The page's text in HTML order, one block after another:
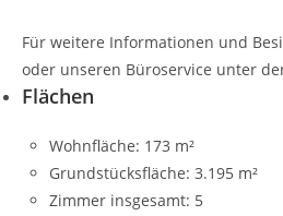
Für weitere Informationen und
oder unseren Büroservice unter
Flächen
Wohnfläche: 173 m²
Grundstücksfläche: 3.195 m²
Zimmer insgesamt: 5